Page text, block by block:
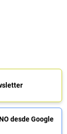
desde Google